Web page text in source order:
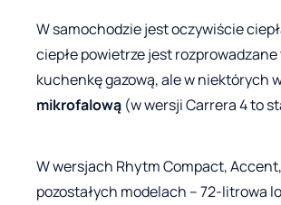
W samochodzie jest oczywiście
ciepłe powietrze jest
kuchenkę gazową, ale w niektórych
mikrofalową (w wersji Carrera 4 to
W wersjach Rhytm Compact,
pozostałych modelach – 72-litrowa